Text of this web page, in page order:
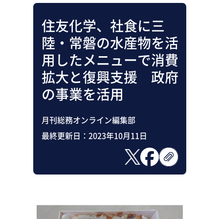
住友化学、社食に三
陸・常磐の水産物を活
用したメニューで消費
拡大と復興支援 政府
の事業を活用
月刊総務オンライン編集部
最終更新日： 2023年10月11日